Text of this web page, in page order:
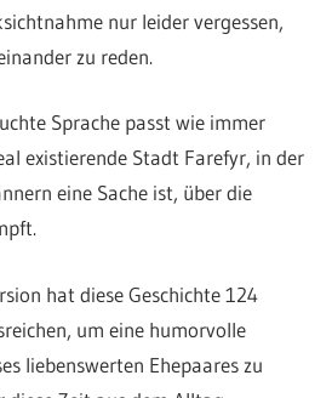
nur leider vergessen,
zu reden.
Sprache passt wie immer
existierende Stadt Farefyr, in der
eine Sache ist, über die
hat diese Geschichte 124
um eine humorvolle
liebenswerten Ehepaares zu